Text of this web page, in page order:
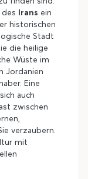
Irans ein
historischen
Stadt
die heilige
Wüste im
Jordanien
Eine
auch
zwischen
verzaubern.
mit